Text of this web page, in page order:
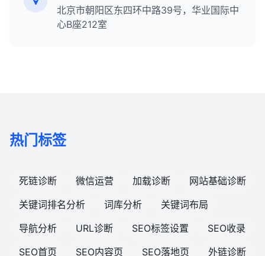
北京市朝阳区东四环中路39号，华业国际中
心B座212室
热门标签
死链诊断 微信运营 加载诊断
网站基础诊断
关键词排名分析
词库分析
关键词布局
导航分析
URL诊断 SEO标签设置
SEO收录
SEO首页
SEO内容页 SEO落地页
外链诊断